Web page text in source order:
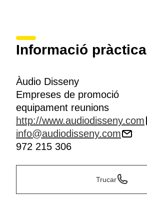
Informació pràctica
Àudio Disseny
Empreses de promoció
equipament reunions
http://www.audiodisseny.com
info@audiodisseny.com
972 215 306
Trucar